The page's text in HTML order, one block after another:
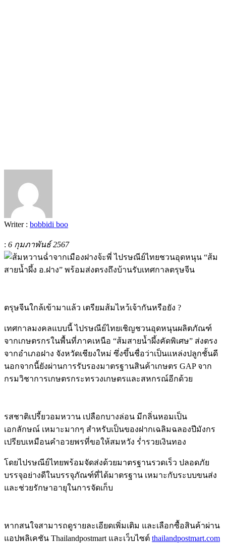
Writer : bobbidi boo
: 6 กุมภาพันธ์ 2567
ตรุษจีนใกล้เข้ามาแล้ว เตรียมส้มไหว้เจ้ากันหรือยัง ?
เทศกาลมงคลแบบนี้ ไปรษณีย์ไทยเชิญชวนอุดหนุนผลิตภัณฑ์
จากเกษตรกรในพื้นที่ภาคเหนือ “ส้มสายน้ำผึ้งคัดพิเศษ” ส่งตรง
จากอำเภอฝาง จังหวัดเชียงใหม่ ซึ่งขึ้นชื่อว่าเป็นแหล่งปลูกชั้นดี
นอกจากนี้ยังผ่านการรับรองมาตรฐานสินค้าเกษตร GAP จาก
กรมวิชาการเกษตรกระทรวงเกษตรและสหกรณ์อีกด้วย
รสชาติเปรี้ยวอมหวาน เปลือกบางล่อน มีกลิ่นหอมเป็น
เอกลักษณ์ เหมาะมากๆ สำหรับเป็นของฝากเฉลิมฉลองปีมังกร
เปรียบเหมือนคำอวยพรที่ขอให้สมหวัง ร่ำรวยเงินทอง
โดยไปรษณีย์ไทยพร้อมจัดส่งด้วยมาตรฐานรวดเร็ว ปลอดภัย
บรรจุอย่างดีในบรรจุภัณฑ์ที่ได้มาตรฐาน เหมาะกับระบบขนส่ง
และช่วยรักษาอายุในการจัดเก็บ
หากสนใจสามารถดูรายละเอียดเพิ่มเติม และเลือกซื้อสินค้าผ่าน
แอปพลิเคชัน Thailandpostmart และเว็บไซต์ thailandpostmart.com